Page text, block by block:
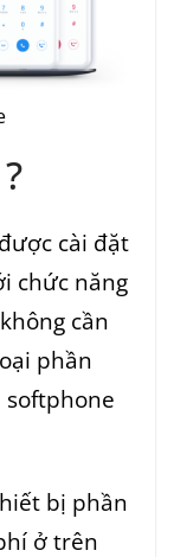
cài đặt
chức năng
cần
phần
softphone
bị phần
ở trên